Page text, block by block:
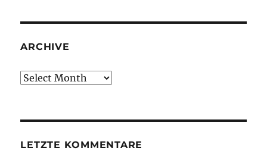
ARCHIVE
Archive
LETZTE KOMMENTARE